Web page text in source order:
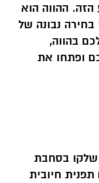
הזה. ההווה הוא
נבונה של
בהווה,
ופתחו את
שלקו בסחבת
חיובית